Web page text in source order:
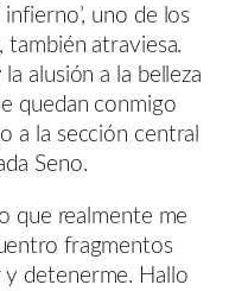
uno de los
también atraviesa.
alusión a la belleza
quedan conmigo
a la sección central
Seno.
que realmente me
fragmentos
y detenerme. Hallo